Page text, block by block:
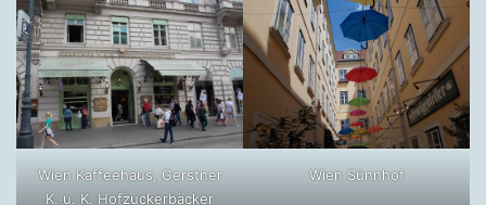
Wien Kaffeehaus, Gerstner
K. u. K. Hofzuckerbäcker
Wien Sünnhof